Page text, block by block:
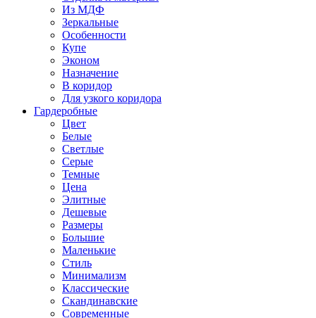
Из МДФ
Зеркальные
Особенности
Купе
Эконом
Назначение
В коридор
Для узкого коридора
Гардеробные
Цвет
Белые
Светлые
Серые
Темные
Цена
Элитные
Дешевые
Размеры
Большие
Маленькие
Стиль
Минимализм
Классические
Скандинавские
Современные